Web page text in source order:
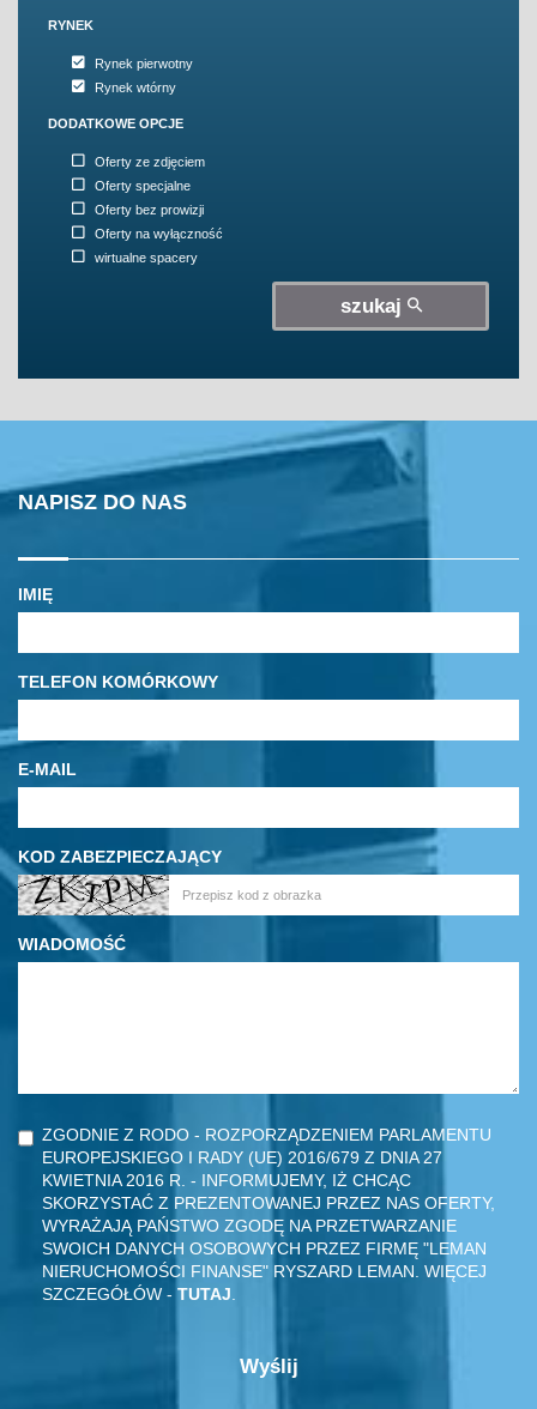
RYNEK
Rynek pierwotny
Rynek wtórny
DODATKOWE OPCJE
Oferty ze zdjęciem
Oferty specjalne
Oferty bez prowizji
Oferty na wyłączność
wirtualne spacery
szukaj
NAPISZ DO NAS
IMIĘ
TELEFON KOMÓRKOWY
E-MAIL
KOD ZABEZPIECZAJĄCY
WIADOMOŚĆ
ZGODNIE Z RODO - ROZPORZĄDZENIEM PARLAMENTU
EUROPEJSKIEGO I RADY (UE) 2016/679 Z DNIA 27
KWIETNIA 2016 R. - INFORMUJEMY, IŻ CHCĄC
SKORZYSTAĆ Z PREZENTOWANEJ PRZEZ NAS OFERTY,
WYRAŻAJĄ PAŃSTWO ZGODĘ NA PRZETWARZANIE
SWOICH DANYCH OSOBOWYCH PRZEZ FIRMĘ "LEMAN
NIERUCHOMOŚCI FINANSE" RYSZARD LEMAN. WIĘCEJ
SZCZEGÓŁÓW - TUTAJ